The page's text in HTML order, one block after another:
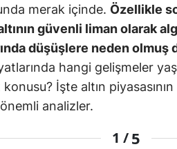
Çorum
Denizli
Diyarbakır
Edirne
merak içinde. Özellikle
güvenli liman olarak
düşüşlere neden olmuş
hangi gelişmeler
İşte altın
önemli analizler.
1 /5